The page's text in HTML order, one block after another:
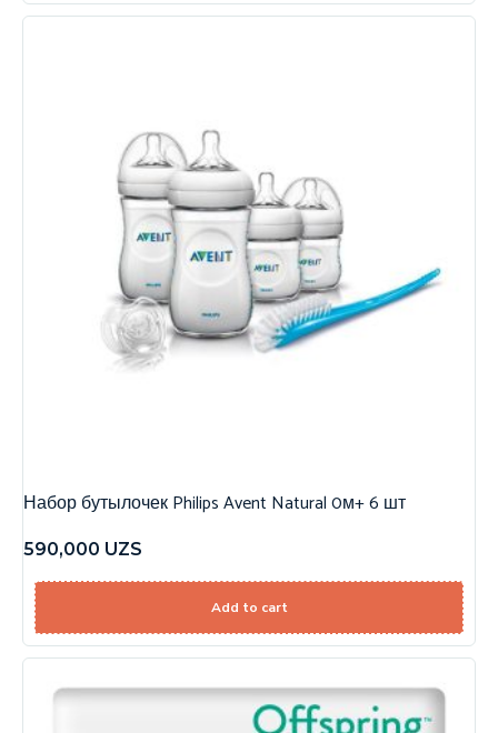
Набор бутылочек Philips Avent Natural 0м+ 6 шт
590,000 UZS
Add to cart